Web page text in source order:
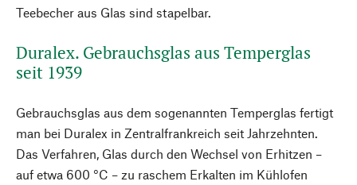
Teebecher aus Glas sind stapelbar.
Duralex. Gebrauchsglas aus Temperglas
seit 1939
Gebrauchsglas aus dem sogenannten Temperglas fertigt
man bei Duralex in Zentralfrankreich seit Jahrzehnten.
Das Verfahren, Glas durch den Wechsel von Erhitzen –
auf etwa 600 °C – zu raschem Erkalten im Kühlofen